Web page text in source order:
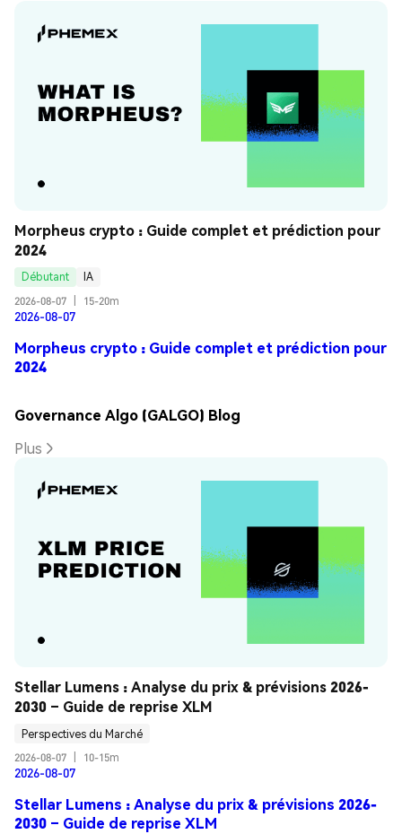
Morpheus crypto : Guide complet et prédiction pour
2024
Débutant
IA
2026-08-07
15-20m
2026-08-07
Morpheus crypto : Guide complet et prédiction pour
2024
Governance Algo (GALGO) Blog
Plus
Stellar Lumens : Analyse du prix & prévisions 2026-
2030 – Guide de reprise XLM
Perspectives du Marché
2026-08-07
10-15m
2026-08-07
Stellar Lumens : Analyse du prix & prévisions 2026-
2030 – Guide de reprise XLM